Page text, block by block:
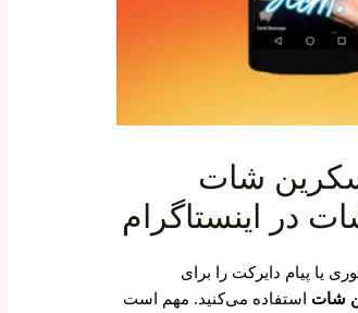
شات
در اینستاگرام
یا پیام دایرکت را برای
شات استفاده می‌کنید. مهم است